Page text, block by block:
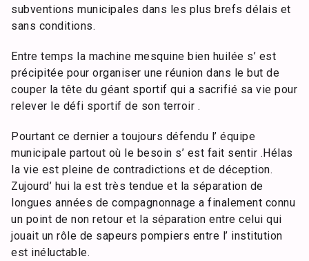
subventions municipales dans les plus brefs délais et
sans conditions.
Entre temps la machine mesquine bien huilée s’ est
précipitée pour organiser une réunion dans le but de
couper la tête du géant sportif qui a sacrifié sa vie pour
relever le défi sportif de son terroir .
Pourtant ce dernier a toujours défendu l’ équipe
municipale partout où le besoin s’ est fait sentir .Hélas
la vie est pleine de contradictions et de déception.
Zujourd’ hui la est très tendue et la séparation de
longues années de compagnonnage a finalement connu
un point de non retour et la séparation entre celui qui
jouait un rôle de sapeurs pompiers entre l’ institution
est inéluctable.